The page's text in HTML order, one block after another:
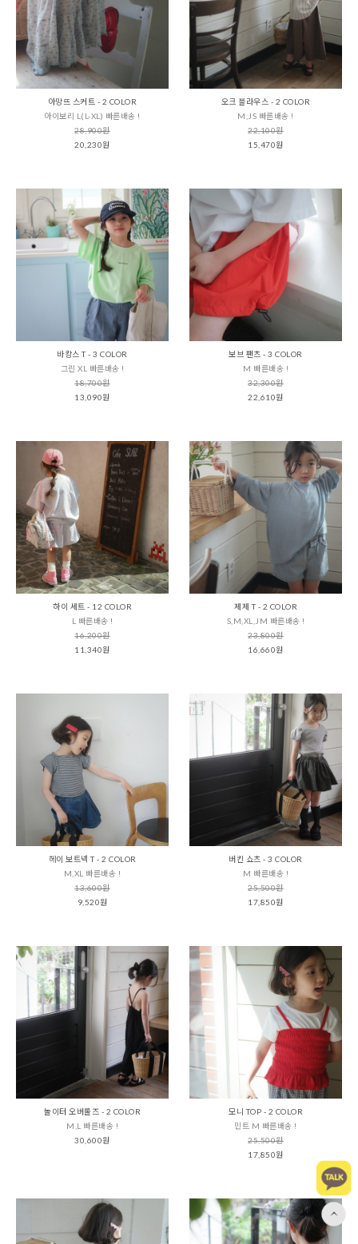
아망뜨 스커트 - 2 COLOR
아이보리 L(L-XL) 빠른배송 !
28,900원
20,230원
오크 블라우스 - 2 COLOR
M,JS 빠른배송 !
22,100원
15,470원
바캉스 T - 3 COLOR
그린 XL 빠른배송 !
18,700원
13,090원
보브 팬츠 - 3 COLOR
M 빠른배송 !
32,300원
22,610원
하이 세트 - 12 COLOR
L 빠른배송 !
16,200원
11,340원
제제 T - 2 COLOR
S,M,XL,JM 빠른배송 !
23,800원
16,660원
헤이 보트넥 T - 2 COLOR
M,XL 빠른배송 !
13,600원
9,520원
버킨 쇼츠 - 3 COLOR
M 빠른배송 !
25,500원
17,850원
놀이터 오버롤즈 - 2 COLOR
M,L 빠른배송 !
30,600원
모니 TOP - 2 COLOR
민트 M 빠른배송 !
25,500원
17,850원